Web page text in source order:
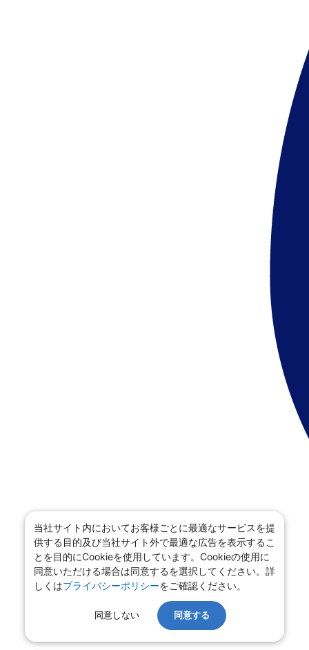
当社サイト内においてお客様ごとに最適なサービスを提
供する目的及び当社サイト外で最適な広告を表示するこ
とを目的にCookieを使用しています。Cookieの使用に
同意いただける場合は同意するを選択してください。詳
しくはプライバシーポリシーをご確認ください。
同意しない 同意する